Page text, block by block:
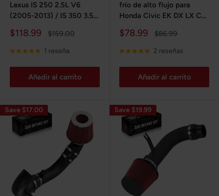
Lexus IS 250 2.5L V6
(2005-2013) / IS 350 3.5L
Precio
venta
$118.99
Precio
$159.00
1 reseña
Añadir al carrito
frío de alto flujo para
Honda Civic EK DX LX CX
2000)
Precio
venta
$78.99
Precio
$86.99
2 reseñas
Añadir al carrito
Save $17.00 Save $19.99